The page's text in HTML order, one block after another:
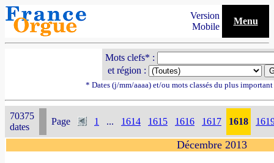
Version
Mobile
Menu
Mots clefs* :
et région :
* Dates (j/mm/aaaa) et/ou mots classés du plus
70375
dates
Page 1 ... 1614 1615 1616 1617 1618
Décembre 2013